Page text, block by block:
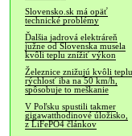
Slovensko.sk má opäť
technické problémy
Ďalšia jadrová elektráreň
južne od Slovenska musela
kvôli teplu znížiť výkon
Železnice znižujú kvôli teplu
rýchlosť iba na 50 km/h,
spôsobuje to meškanie
V Poľsku spustili takmer
gigawatthodinové úložisko,
z LiFePO4 článkov